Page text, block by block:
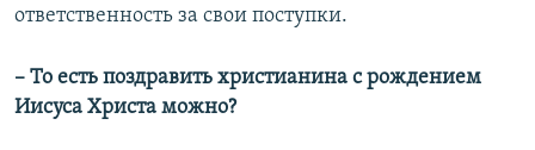
ответственность за свои поступки.
– То есть поздравить христианина с рождением
Иисуса Христа можно?